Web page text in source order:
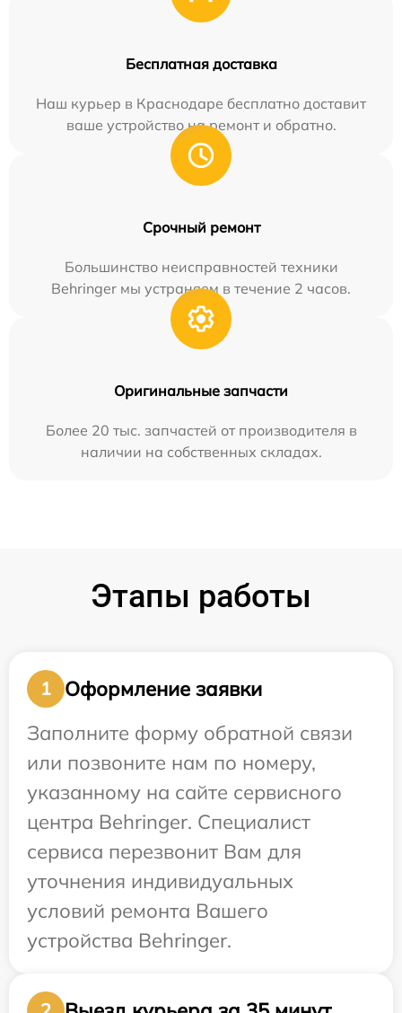
Бесплатная доставка
Наш курьер в Краснодаре бесплатно доставит
ваше устройство на ремонт и обратно.
Срочный ремонт
Большинство неисправностей техники
Behringer мы устраняем в течение 2 часов.
Оригинальные запчасти
Более 20 тыс. запчастей от производителя в
наличии на собственных складах.
Этапы работы
1
Оформление заявки
Заполните форму обратной связи
или позвоните нам по номеру,
указанному на сайте сервисного
центра Behringer. Специалист
сервиса перезвонит Вам для
уточнения индивидуальных
условий ремонта Вашего
устройства Behringer.